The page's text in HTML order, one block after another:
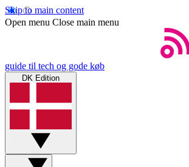
Skip to main content
Open menu Close main menu
guide til tech og gode køb
DK Edition